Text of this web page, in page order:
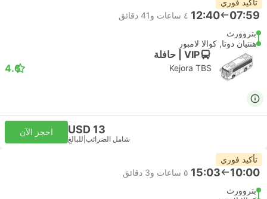
تأكيد فوري
07:59
12:40 ٤ ساعات و‫41 دقائق
بتروورث
هنتيان دوتا, كوالا لامبور
VIP | حافلة
Kejora TBS
4.6
USD 13
شامل الضرائب للبالغ
احجز الآن
تأكيد فوري
10:00
15:03 ٥ ساعات و‫3 دقائق
بتروورث